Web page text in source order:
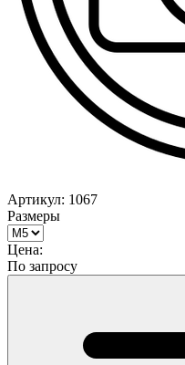
Артикул: 1067
Размеры
Цена:
По запросу